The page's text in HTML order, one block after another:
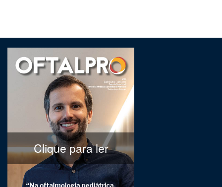
Clique para ler